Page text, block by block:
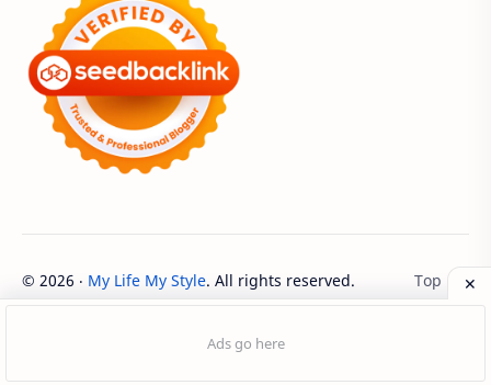
Adventorial Aedes Aegypti
AHASS Pontianak AHASS Siaga
AHDC 2026 AHM
AHM-TSC 2026 AHMBS AHRS
AHRT 2026 AHSRIC
© 2026 ‧ My Life My Style. All rights reserved.